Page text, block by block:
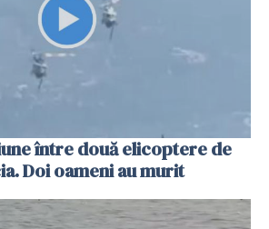
între două elicoptere de
Doi oameni au murit